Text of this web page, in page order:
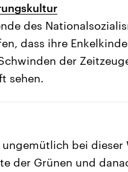
des
dass ihre
der
sehen.
bei dieser
der Grünen und